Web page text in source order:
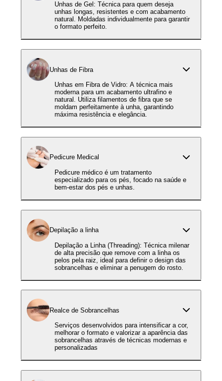
Unhas de Gel: Técnica para quem deseja
unhas longas, resistentes e com acabamento
natural. Moldadas individualmente para garantir
o formato perfeito.
Unhas de Fibra
Unhas em Fibra de Vidro: A técnica mais
moderna para um acabamento ultrafino e
natural. Utiliza filamentos de fibra que se
moldam perfeitamente à unha, garantindo
máxima resistência e elegância.
Pedicure Medical
Pedicure médico é um tratamento
especializado para os pés, focado na saúde e
bem-estar dos pés e unhas.
Depilação a linha
Depilação a Linha (Threading): Técnica milenar
de alta precisão que remove com a linha os
pelos pela raiz, ideal para definir o design das
sobrancelhas e eliminar a penugem do rosto.
Realce de Sobrancelhas
Serviços desenvolvidos para intensificar a cor,
melhorar o formato e valorizar a aparência das
sobrancelhas através de técnicas modernas e
personalizadas